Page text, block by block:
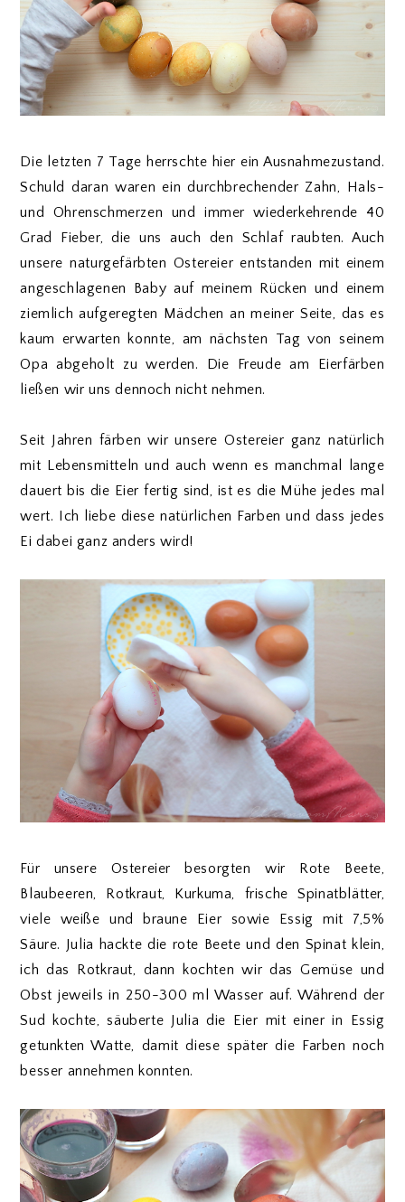
Die letzten 7 Tage herrschte hier ein Ausnahmezustand.
Schuld daran waren ein durchbrechender Zahn, Hals-
und Ohrenschmerzen und immer wiederkehrende 40
Grad Fieber, die uns auch den Schlaf raubten. Auch
unsere naturgefärbten Ostereier entstanden mit einem
angeschlagenen Baby auf meinem Rücken und einem
ziemlich aufgeregten Mädchen an meiner Seite, das es
kaum erwarten konnte, am nächsten Tag von seinem
Opa abgeholt zu werden. Die Freude am Eierfärben
ließen wir uns dennoch nicht nehmen.
Seit Jahren färben wir unsere Ostereier ganz natürlich
mit Lebensmitteln und auch wenn es manchmal lange
dauert bis die Eier fertig sind, ist es die Mühe jedes mal
wert. Ich liebe diese natürlichen Farben und dass jedes
Ei dabei ganz anders wird!
Für unsere Ostereier besorgten wir Rote Beete,
Blaubeeren, Rotkraut, Kurkuma, frische Spinatblätter,
viele weiße und braune Eier sowie Essig mit 7,5%
Säure. Julia hackte die rote Beete und den Spinat klein,
ich das Rotkraut, dann kochten wir das Gemüse und
Obst jeweils in 250-300 ml Wasser auf. Während der
Sud kochte, säuberte Julia die Eier mit einer in Essig
getunkten Watte, damit diese später die Farben noch
besser annehmen konnten.